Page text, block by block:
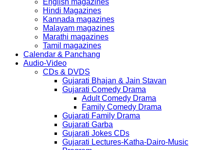
English magazines
Hindi Magazines
Kannada magazines
Malayam magazines
Marathi magazines
Tamil magazines
Calendar & Panchang
Audio-Video
CDs & DVDS
Gujarati Bhajan & Jain Stavan
Gujarati Comedy Drama
Adult Comedy Drama
Family Comedy Drama
Gujarati Family Drama
Gujarati Garba
Gujarati Jokes CDs
Gujarati Lectures-Katha-Dairo-Music